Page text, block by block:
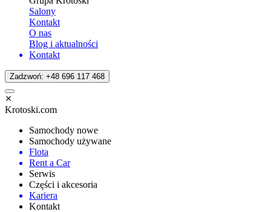
Salony
Kontakt
O nas
Blog i aktualności
Kontakt
Zadzwoń: +48 696 117 468
Krotoski.com
Samochody nowe
Samochody używane
Flota
Rent a Car
Serwis
Części i akcesoria
Kariera
Kontakt